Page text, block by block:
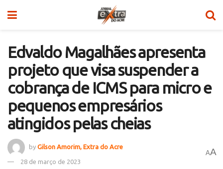
Edvaldo Magalhães apresenta
projeto que visa suspender a
cobrança de ICMS para micro e
pequenos empresários
atingidos pelas cheias
by Gilson Amorim, Extra do Acre
28 de março de 2023
AA